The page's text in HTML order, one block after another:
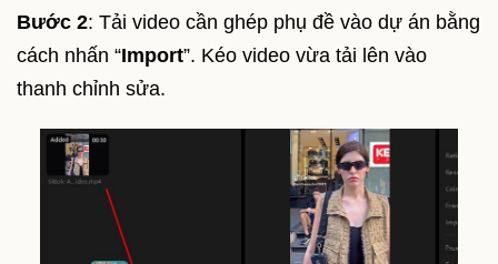
Bước 2: Tải video cần ghép phụ đề vào dự án bằng
cách nhấn “Import”. Kéo video vừa tải lên vào
thanh chỉnh sửa.